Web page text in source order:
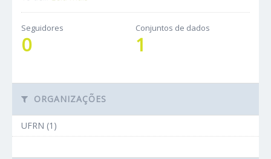
Seguidores
0
Conjuntos de dados
1
ORGANIZAÇÕES
UFRN (1)